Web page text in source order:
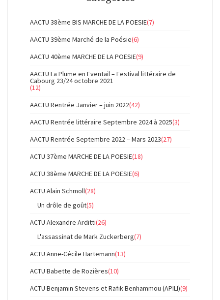
AACTU 38ème BIS MARCHE DE LA POESIE(7)
AACTU 39ème Marché de la Poésie(6)
AACTU 40ème MARCHE DE LA POESIE(9)
AACTU La Plume en Eventail – Festival littéraire de
Cabourg 23/24 octobre 2021
(12)
AACTU Rentrée Janvier – juin 2022(42)
AACTU Rentrée littéraire Septembre 2024 à 2025(3)
AACTU Rentrée Septembre 2022 – Mars 2023(27)
ACTU 37ème MARCHE DE LA POESIE(18)
ACTU 38ème MARCHE DE LA POESIE(6)
ACTU Alain Schmoll(28)
Un drôle de goût(5)
ACTU Alexandre Arditti(26)
L'assassinat de Mark Zuckerberg(7)
ACTU Anne-Cécile Hartemann(13)
ACTU Babette de Rozières(10)
ACTU Benjamin Stevens et Rafik Benhammou (APILI)(9)